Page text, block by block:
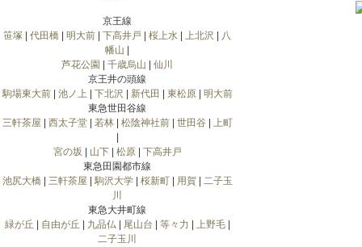
京王線
笹塚
代田橋 明大前 下高井戸 桜上水 上北沢
八
幡山
芦花公園
千歳烏山
仙川
京王井の頭線
駒場東大前| 池ノ上 下北沢 新代田 東松原| 明大前
東急世田谷線
三軒茶屋
西太子堂| 若林| 松陰神社前| 世田谷
上町
宮の坂
山下| 松原| 下高井戸
東急田園都市線
池尻大橋| 三軒茶屋 駒沢大学| 桜新町| 用賀| 二子玉
川
東急大井町線
緑が丘
自由が丘 九品仏| 尾山台 等々力 上野毛|
二子玉川